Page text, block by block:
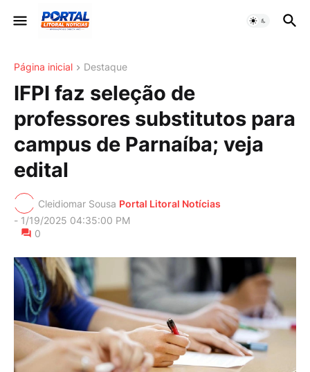
Página inicial Destaque
IFPI faz seleção de
professores substitutos para
campus de Parnaíba; veja
edital
Cleidiomar Sousa Portal Litoral Notícias
- 1/19/2025 04:35:00 PM
0